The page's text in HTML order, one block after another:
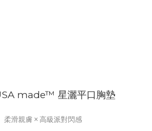
made™ 星灑平口胸墊
柔滑親膚 × 高級派對閃感